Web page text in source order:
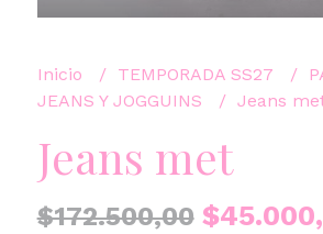
Inicio TEMPORADA SS27
JEANS Y JOGGUINS
Jeans
Jeans met
$172.500,00